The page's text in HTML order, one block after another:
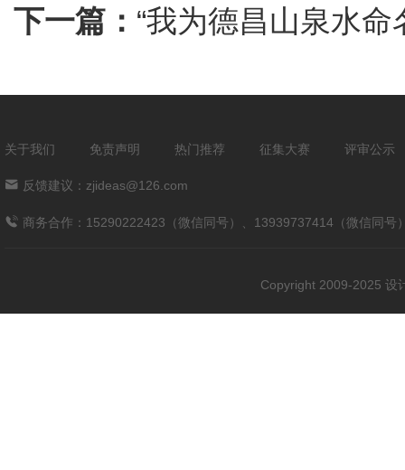
下一篇： “我为德昌山泉水命
关于我们 免责声明 热门推荐 征集大赛 评审公示
反馈建议：zjideas@126.com
商务合作：15290222423（微信同号）、13939737414（微信同号
Copyright 2009-2025 设